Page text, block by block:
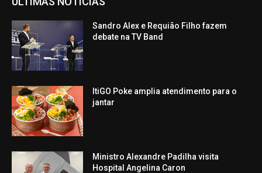
Sandro Alex e Requião Filho fazem
debate na TV Band
ItiGO Poke amplia atendimento para o
jantar
Ministro Alexandre Padilha visita
Hospital Angelina Caron